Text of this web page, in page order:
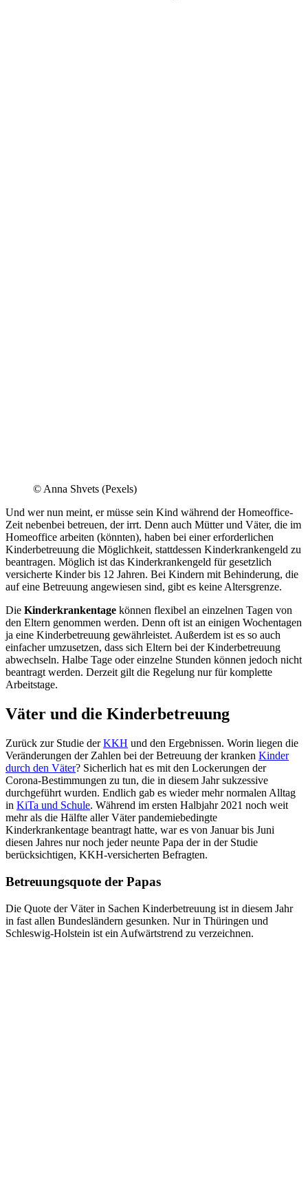
© Anna Shvets (Pexels)
Und wer nun meint, er müsse sein Kind während der Homeoffice-
Zeit nebenbei betreuen, der irrt. Denn auch Mütter und Väter, die im
Homeoffice arbeiten (könnten), haben bei einer erforderlichen
Kinderbetreuung die Möglichkeit, stattdessen Kinderkrankengeld zu
beantragen. Möglich ist das Kinderkrankengeld für gesetzlich
versicherte Kinder bis 12 Jahren. Bei Kindern mit Behinderung, die
auf eine Betreuung angewiesen sind, gibt es keine Altersgrenze.
Die Kinderkrankentage können flexibel an einzelnen Tagen von
den Eltern genommen werden. Denn oft ist an einigen Wochentagen
ja eine Kinderbetreuung gewährleistet. Außerdem ist es so auch
einfacher umzusetzen, dass sich Eltern bei der Kinderbetreuung
abwechseln. Halbe Tage oder einzelne Stunden können jedoch nicht
beantragt werden. Derzeit gilt die Regelung nur für komplette
Arbeitstage.
Väter und die Kinderbetreuung
Zurück zur Studie derKKH und den Ergebnissen. Worin liegen die
Veränderungen der Zahlen bei der Betreuung der kranken Kinder
durch den Väter? Sicherlich hat es mit den Lockerungen der
Corona-Bestimmungen zu tun, die in diesem Jahr sukzessive
durchgeführt wurden. Endlich gab es wieder mehr normalen Alltag
in KiTa und Schule. Während im ersten Halbjahr 2021 noch weit
mehr als die Hälfte aller Väter pandemiebedingte
Kinderkrankentage beantragt hatte, war es von Januar bis Juni
diesen Jahres nur noch jeder neunte Papa der in der Studie
berücksichtigen, KKH-versicherten Befragten.
Betreuungsquote der Papas
Die Quote der Väter in Sachen Kinderbetreuung ist in diesem Jahr
in fast allen Bundesländern gesunken. Nur in Thüringen und
Schleswig-Holstein ist ein Aufwärtstrend zu verzeichnen.